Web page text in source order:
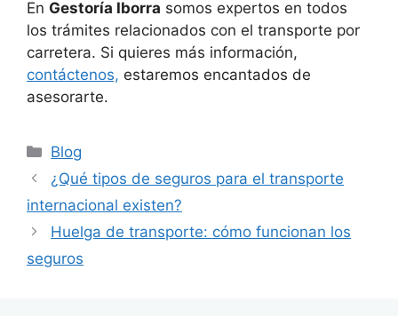
En Gestoría Iborra somos expertos en todos
los trámites relacionados con el transporte por
carretera. Si quieres más información,
contáctenos, estaremos encantados de
asesorarte.
Blog
¿Qué tipos de seguros para el transporte
internacional existen?
Huelga de transporte: cómo funcionan los
seguros